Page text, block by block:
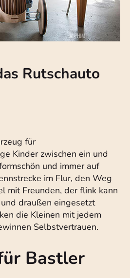
Rutschauto
für
Kinder zwischen ein und
und immer auf
im Flur, den Weg
mit Freunden, der flink kann
draußen eingesetzt
die Kleinen mit jedem
Selbstvertrauen.
Bastler